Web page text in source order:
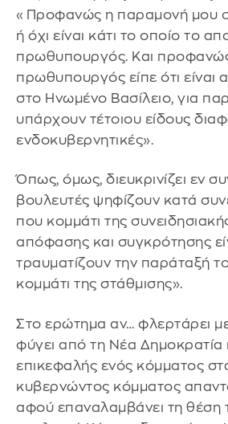
«Προφανώς η παραμονή μου
ή όχι είναι κάτι το οποίο το
πρωθυπουργός. Και
πρωθυπουργός είπε ότι είναι
στο Ηνωμένο Βασίλειο, για
υπάρχουν τέτοιου είδους
ενδοκυβερνητικές».
Όπως, όμως, διευκρινίζει εν
βουλευτές ψηφίζουν κατά
που κομμάτι της
απόφασης και συγκρότησης
τραυματίζουν την παράταξή
κομμάτι της στάθμισης».
Στο ερώτημα αν… φλερτάρει
φύγει από τη Νέα Δημοκρατία
επικεφαλής ενός κόμματος
κυβερνώντος κόμματος
αφού επαναλαμβάνει τη θέση